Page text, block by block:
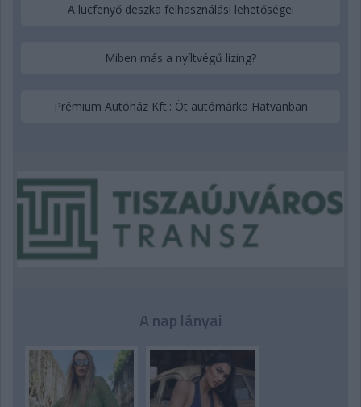
A lucfenyő deszka felhasználási lehetőségei
Miben más a nyíltvégű lízing?
Prémium Autóház Kft.: Öt autómárka Hatvanban
A nap lányai